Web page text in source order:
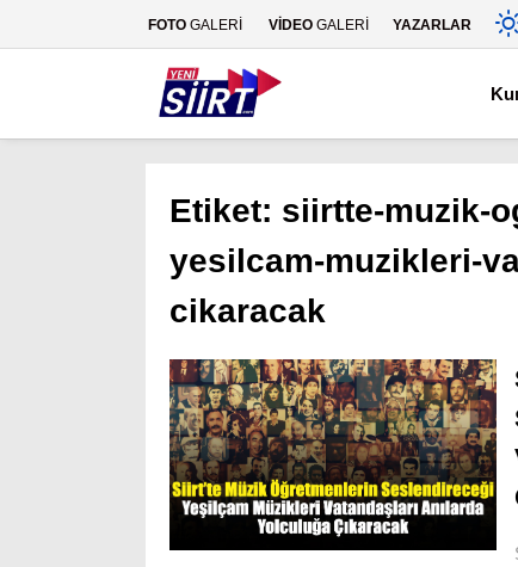
FOTO GALERİ VİDEO GALERİ YAZARLAR
Etiket: siirtte-muzik-
yesilcam-muzikleri-
cikaracak